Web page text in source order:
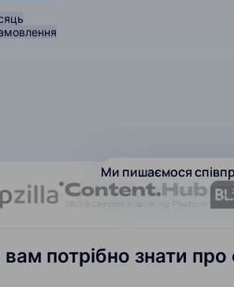
Ми пишаємося
потрібно знати про